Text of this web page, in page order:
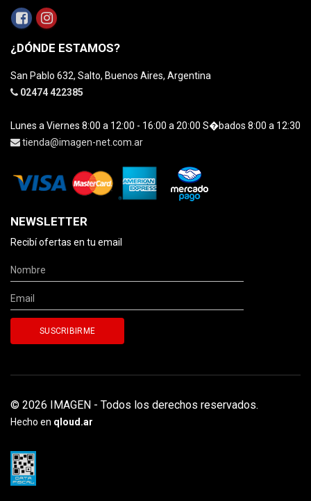
¿DÓNDE ESTAMOS?
San Pablo 632, Salto, Buenos Aires, Argentina
02474 422385
Lunes a Viernes 8:00 a 12:00 - 16:00 a 20:00 S�bados 8:00 a 12:30
tienda@imagen-net.com.ar
NEWSLETTER
Recibí ofertas en tu email
© 2026 IMAGEN - Todos los derechos reservados.
Hecho en qloud.ar